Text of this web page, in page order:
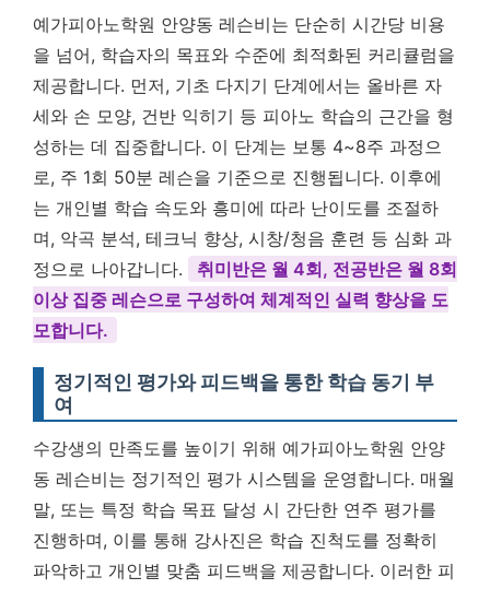
예가피아노학원 안양동 레슨비는 단순히 시간당 비용
을 넘어, 학습자의 목표와 수준에 최적화된 커리큘럼을
제공합니다. 먼저, 기초 다지기 단계에서는 올바른 자
세와 손 모양, 건반 익히기 등 피아노 학습의 근간을 형
성하는 데 집중합니다. 이 단계는 보통 4~8주 과정으
로, 주 1회 50분 레슨을 기준으로 진행됩니다. 이후에
는 개인별 학습 속도와 흥미에 따라 난이도를 조절하
며, 악곡 분석, 테크닉 향상, 시창/청음 훈련 등 심화 과
정으로 나아갑니다.
취미반은 월 4회, 전공반은 월 8회
이상 집중 레슨으로 구성하여 체계적인 실력 향상을 도
모합니다.
정기적인 평가와 피드백을 통한 학습 동기 부
여
수강생의 만족도를 높이기 위해 예가피아노학원 안양
동 레슨비는 정기적인 평가 시스템을 운영합니다. 매월
말, 또는 특정 학습 목표 달성 시 간단한 연주 평가를
진행하며, 이를 통해 강사진은 학습 진척도를 정확히
파악하고 개인별 맞춤 피드백을 제공합니다. 이러한 피